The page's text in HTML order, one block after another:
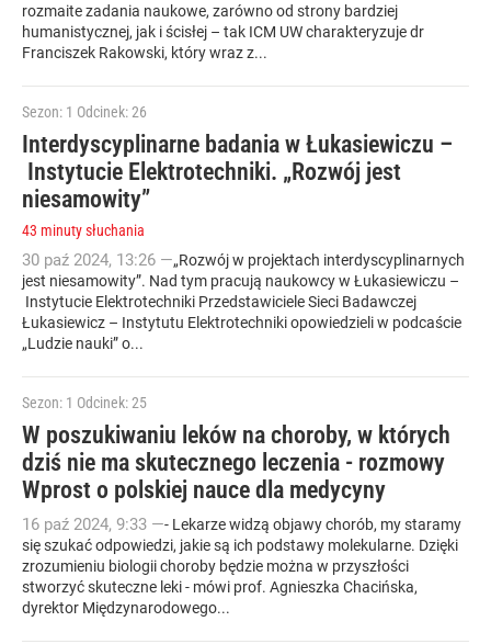
rozmaite zadania naukowe, zarówno od strony bardziej
humanistycznej, jak i ścisłej – tak ICM UW charakteryzuje dr
Franciszek Rakowski, który wraz z...
Sezon: 1 Odcinek: 26
Interdyscyplinarne badania w Łukasiewiczu –
Instytucie Elektrotechniki. „Rozwój jest
niesamowity”
43 minuty słuchania
30 paź 2024, 13:26 —„Rozwój w projektach interdyscyplinarnych
jest niesamowity”. Nad tym pracują naukowcy w Łukasiewiczu –
Instytucie Elektrotechniki Przedstawiciele Sieci Badawczej
Łukasiewicz – Instytutu Elektrotechniki opowiedzieli w podcaście
„Ludzie nauki” o...
Sezon: 1 Odcinek: 25
W poszukiwaniu leków na choroby, w których
dziś nie ma skutecznego leczenia - rozmowy
Wprost o polskiej nauce dla medycyny
16 paź 2024, 9:33 —- Lekarze widzą objawy chorób, my staramy
się szukać odpowiedzi, jakie są ich podstawy molekularne. Dzięki
zrozumieniu biologii choroby będzie można w przyszłości
stworzyć skuteczne leki - mówi prof. Agnieszka Chacińska,
dyrektor Międzynarodowego...